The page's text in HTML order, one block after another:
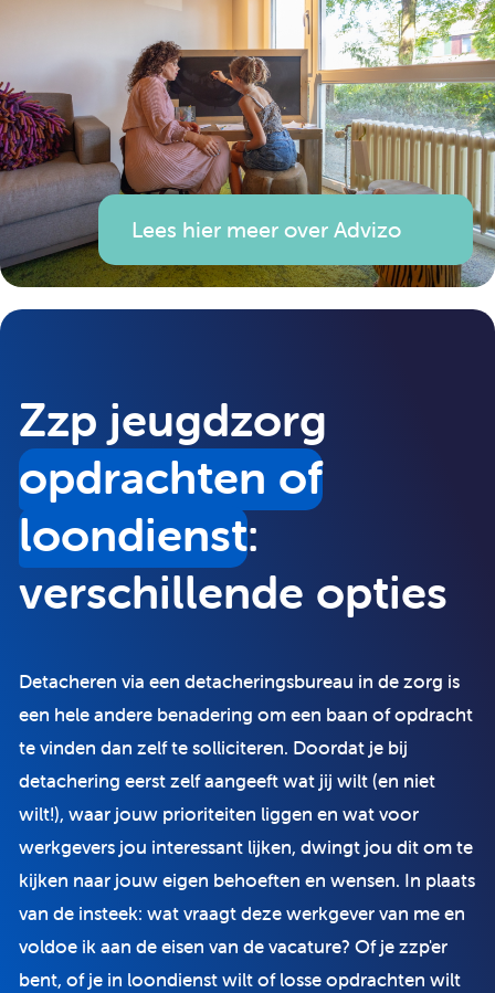
Lees hier meer over Advizo
Zzp jeugdzorg
opdrachten of
loondienst:
verschillende opties
Detacheren via een detacheringsbureau in de zorg is
een hele andere benadering om een baan of opdracht
te vinden dan zelf te solliciteren. Doordat je bij
detachering eerst zelf aangeeft wat jij wilt (en niet
wilt!), waar jouw prioriteiten liggen en wat voor
werkgevers jou interessant lijken, dwingt jou dit om te
kijken naar jouw eigen behoeften en wensen. In plaats
van de insteek: wat vraagt deze werkgever van me en
voldoe ik aan de eisen van de vacature? Of je zzp'er
bent, of je in loondienst wilt of losse opdrachten wilt